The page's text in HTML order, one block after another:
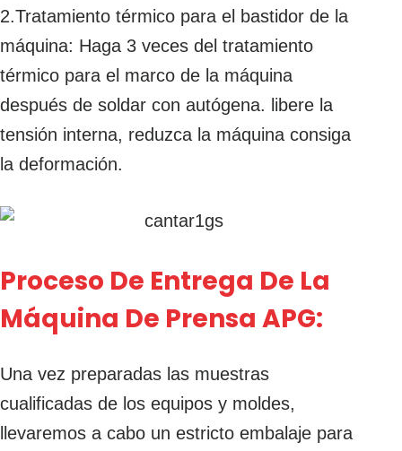
2.Tratamiento térmico para el bastidor de la
máquina: Haga 3 veces del tratamiento
térmico para el marco de la máquina
después de soldar con autógena. libere la
tensión interna, reduzca la máquina consiga
la deformación.
Proceso De Entrega De La
Máquina De Prensa APG:
Una vez preparadas las muestras
cualificadas de los equipos y moldes,
llevaremos a cabo un estricto embalaje para